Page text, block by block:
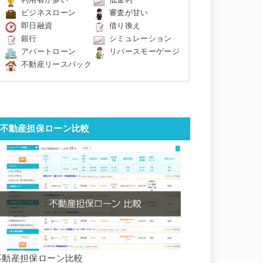
ビジネスローン
審査が甘い
即日融資
借り換え
銀行
シミュレーション
アパートローン
リバースモーゲージ
不動産リースバック
不動産担保ローン比較
動産担保ローン比較